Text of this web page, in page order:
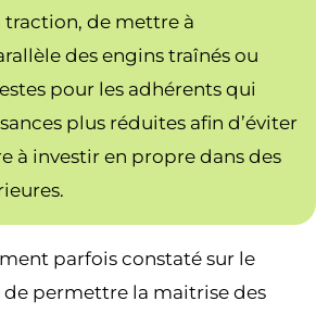
traction, de mettre à
des engins traînés ou
pour les adhérents qui
plus réduites afin d’éviter
à investir en propre dans des
parfois constaté sur le
permettre la maitrise des